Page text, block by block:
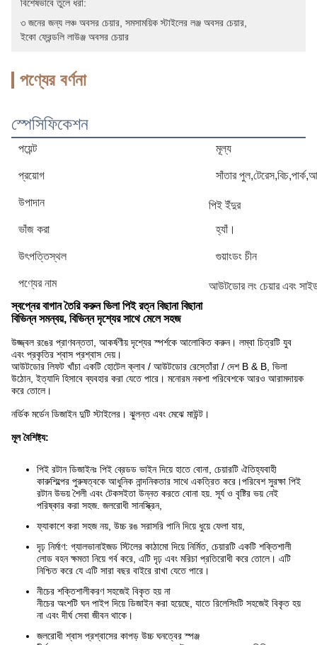
বিশেষভাবে তুলে ধরা:
৩ জনের জন্য লঞ্চ অবসর চেয়ার সমসাময়িক স্টাইলের লঞ্জ অবসর চেয়ার
ইকো ফ্রেন্ডলি লাউঞ্জ অবসর চেয়ার
পণ্যের বর্ণনা
স্পেসিফিকেশন
পয়েন্ট মূল্য
প্রয়োগ সাঁতার
উপাদান
পিই ইঁদুর
ভাঁজ করা
হ্যাঁ।
উৎপত্তিস্থল গুয়াংডং চীন
পণ্যের নাম
আউটডোর লং চেয়ার এবং
স্বপ্নের বাগান তৈরি করুন ভিলা পিই রত্ন বিছানা বিছানা
বিভিন্ন সমন্বয়, বিভিন্ন দৃশ্যের সাথে মেলে সহজ
উজ্জ্বল রঙের প্রাণবন্ততা, আকর্ষণীয় দৃশ্যের স্পর্শকে আলোকিত করুন। লম্বা চিত্রটি যুব
এবং প্রকৃতির শ্বাস প্রশ্বাস দেয়।
আউটডোর লিফট খাঁচা একটি হোটেল ক্লাব / আউটডোর রেস্তোঁরা / দেশ B & B, ভিলা
উঠোন, ইত্যাদি হিসাবে ব্যবহার করা যেতে পারে। মনোরম নকশা পরিবেশকে আরও আরামদায়ক
করে তোলে।
নর্ডিক মর্ডেন ডিজাইন দুটি স্টাইলের। ঝুলন্ত এবং মেঝে মাউন্ট।
মূল বৈশিষ্ট্য:
পিই রটান ডিজাইনঃ পিই ব্রেডড ভাইন দিয়ে হাতে বোনা, চেয়ারটি ঐতিহ্যবাহী
কারুশিল্পের পুরুষত্বকে আধুনিক নান্দনিকতার সাথে একত্রিত করে।পরিবেশ সুরক্ষা পিই
রটান উভয় শৈলী এবং টেকসইতা উন্নত করতে বোনা হয়. সূর্য ও বৃষ্টির ভয় নেই
পরিষ্কার করা সহজ. জলরোধী সানস্ক্রিন,
ফ্যাকাশে করা সহজ নয়, উচ্চ রঙ সরাসরি পানি দিয়ে ধুয়ে ফেলা যায়,
দৃঢ় নির্মাণ: গ্যালভানাইজড স্টিলের কাঠামো দিয়ে নির্মিত, চেয়ারটি একটি শক্তিশালী
লোড বহন ক্ষমতা নিয়ে গর্ব করে, এটি দৃঢ় এবং মরিচা প্রতিরোধী করে তোলে। এটি
নিশ্চিত করে যে এটি সারা বছর বাইরে রাখা যেতে পারে।
নীচের শক্তিশালীকরণ সহজেই বিকৃত হয় না
নীচের অংশটি ঘন পাইপ দিয়ে ডিজাইন করা হয়েছে, যাতে রিলেসিংটি সহজেই বিকৃত হয়
না এবং দীর্ঘ সেবা জীবন থাকে।
জলরোধী শ্বাস প্রশ্বাসের কাপড় উচ্চ ঘনত্বের স্পঞ্জ